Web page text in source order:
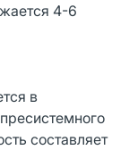
4-6
в
составляет